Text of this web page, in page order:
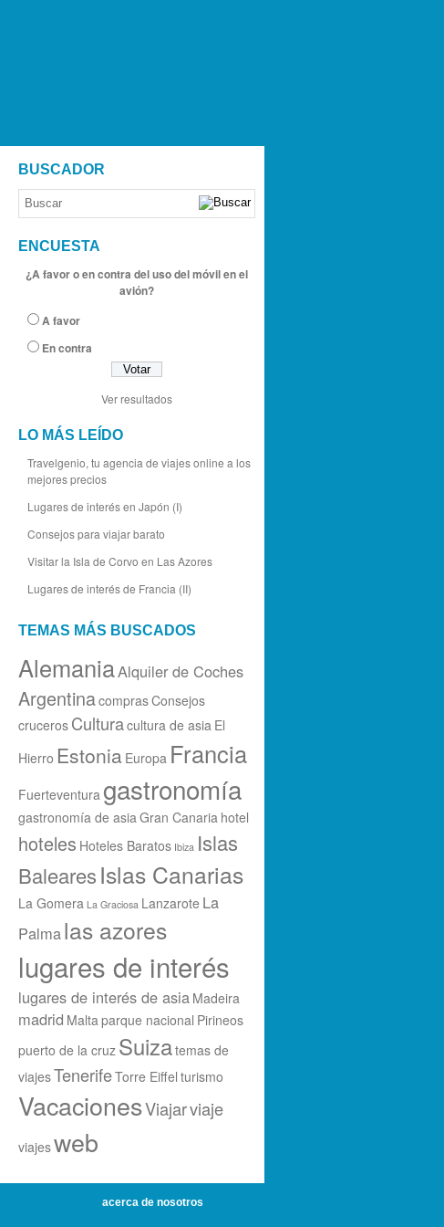
BUSCADOR
ENCUESTA
¿A favor o en contra del uso del móvil en el
avión?
A favor
En contra
Ver resultados
LO MÁS LEÍDO
Travelgenio, tu agencia de viajes online a los
mejores precios
Lugares de interés en Japón (I)
Consejos para viajar barato
Visitar la Isla de Corvo en Las Azores
Lugares de interés de Francia (II)
TEMAS MÁS BUSCADOS
AlemaniaAlquiler de Coches
ArgentinacomprasConsejos
cruceros Culturacultura de asia El
Hierro Estonia Europa Francia
Fuerteventura gastronomía
gastronomía de asiaGran Canaria hotel
hoteles Hoteles Baratos Ibiza Islas
BalearesIslas Canarias
La Gomera La Graciosa Lanzarote La
Palmalas azores
lugares de interés
lugares de interés de asia Madeira
madrid Maltaparque nacional Pirineos
puerto de la cruz Suizatemas de
viajesTenerifeTorre Eiffel turismo
VacacionesViajarviaje
viajesweb
acerca de nosotros